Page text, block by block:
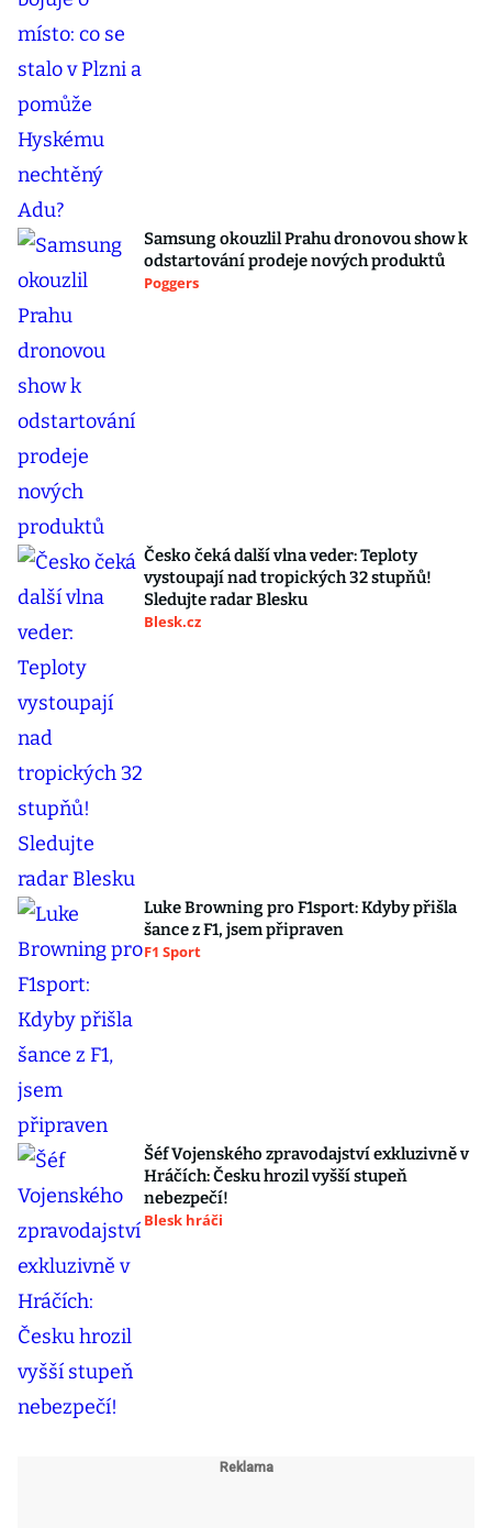
Samsung okouzlil Prahu dronovou show k
odstartování prodeje nových produktů
Poggers
Česko čeká další vlna veder: Teploty
vystoupají nad tropických 32 stupňů!
Sledujte radar Blesku
Blesk.cz
Luke Browning pro F1sport: Kdyby přišla
šance z F1, jsem připraven
F1 Sport
Šéf Vojenského zpravodajství exkluzivně v
Hráčích: Česku hrozil vyšší stupeň
nebezpečí!
Blesk hráči